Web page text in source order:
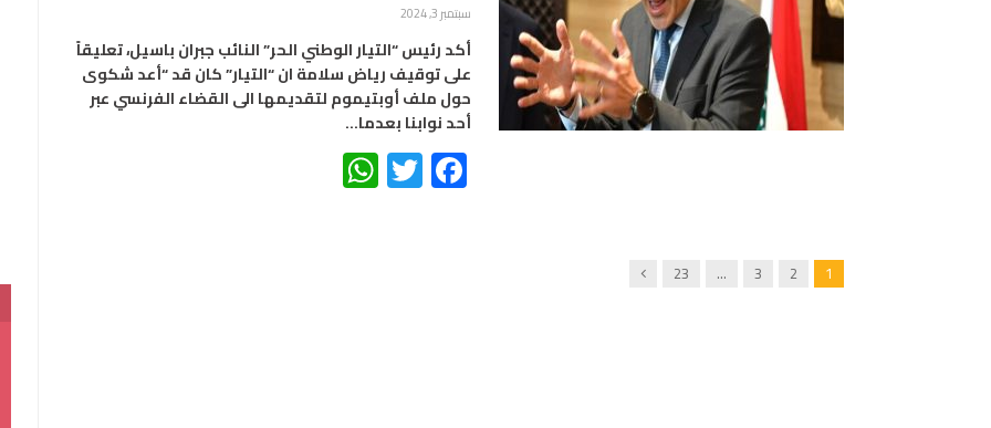
سبتمبر 3, 2024
أكد رئيس “التيار الوطني الحر” النائب جبران باسيل، تعليقاً
على توقيف رياض سلامة ان “التيار” كان قد “أعد شكوى
حول ملف أوبتيموم لتقديمها الى القضاء الفرنسي عبر
أحد نوابنا بعدما…
Facebook
Twitter
1
2
3
…
23
Next